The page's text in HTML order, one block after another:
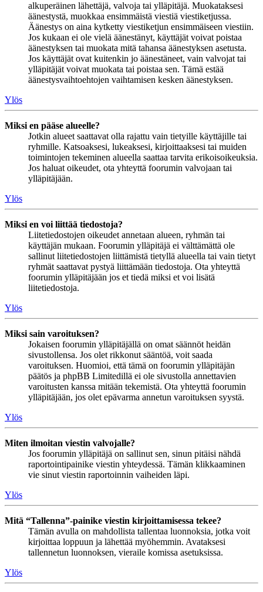
alkuperäinen lähettäjä, valvoja tai ylläpitäjä. Muokataksesi
äänestystä, muokkaa ensimmäistä viestiä viestiketjussa.
Äänestys on aina kytketty viestiketjun ensimmäiseen viestiin.
Jos kukaan ei ole vielä äänestänyt, käyttäjät voivat poistaa
äänestyksen tai muokata mitä tahansa äänestyksen asetusta.
Jos käyttäjät ovat kuitenkin jo äänestäneet, vain valvojat tai
ylläpitäjät voivat muokata tai poistaa sen. Tämä estää
äänestysvaihtoehtojen vaihtamisen kesken äänestyksen.
Ylös
Miksi en pääse alueelle?
Jotkin alueet saattavat olla rajattu vain tietyille käyttäjille tai
ryhmille. Katsoaksesi, lukeaksesi, kirjoittaaksesi tai muiden
toimintojen tekeminen alueella saattaa tarvita erikoisoikeuksia.
Jos haluat oikeudet, ota yhteyttä foorumin valvojaan tai
ylläpitäjään.
Ylös
Miksi en voi liittää tiedostoja?
Liitetiedostojen oikeudet annetaan alueen, ryhmän tai
käyttäjän mukaan. Foorumin ylläpitäjä ei välttämättä ole
sallinut liitetiedostojen liittämistä tietyllä alueella tai vain tietyt
ryhmät saattavat pystyä liittämään tiedostoja. Ota yhteyttä
foorumin ylläpitäjään jos et tiedä miksi et voi lisätä
liitetiedostoja.
Ylös
Miksi sain varoituksen?
Jokaisen foorumin ylläpitäjällä on omat säännöt heidän
sivustollensa. Jos olet rikkonut sääntöä, voit saada
varoituksen. Huomioi, että tämä on foorumin ylläpitäjän
päätös ja phpBB Limitedillä ei ole sivustolla annettavien
varoitusten kanssa mitään tekemistä. Ota yhteyttä foorumin
ylläpitäjään, jos olet epävarma annetun varoituksen syystä.
Ylös
Miten ilmoitan viestin valvojalle?
Jos foorumin ylläpitäjä on sallinut sen, sinun pitäisi nähdä
raportointipainike viestin yhteydessä. Tämän klikkaaminen
vie sinut viestin raportoinnin vaiheiden läpi.
Ylös
Mitä “Tallenna”-painike viestin kirjoittamisessa tekee?
Tämän avulla on mahdollista tallentaa luonnoksia, jotka voit
kirjoittaa loppuun ja lähettää myöhemmin. Avataksesi
tallennetun luonnoksen, vieraile komissa asetuksissa.
Ylös